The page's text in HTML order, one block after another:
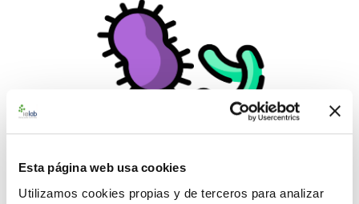
Esta página web usa cookies
Utilizamos cookies propias y de terceros para analizar